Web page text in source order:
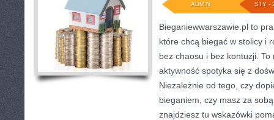
STY -
ADMIN
Bieganiewwarszawie.pl to
które chcą biegać w stolicy i
bez chaosu i bez kontuzji.
aktywność spotyka się z
Niezależnie od tego, czy
bieganiem, czy masz za
znajdziesz tu wskazówki